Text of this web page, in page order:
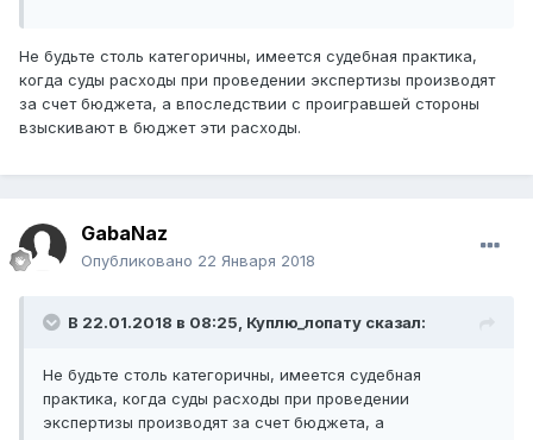
Не будьте столь категоричны, имеется судебная практика,
когда суды расходы при проведении экспертизы производят
за счет бюджета, а впоследствии с проигравшей стороны
взыскивают в бюджет эти расходы.
GabaNaz
Опубликовано 22 Января 2018
В 22.01.2018 в 08:25, Куплю_лопату сказал:
Не будьте столь категоричны, имеется судебная
практика, когда суды расходы при проведении
экспертизы производят за счет бюджета, а